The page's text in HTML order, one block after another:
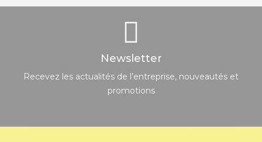
Newsletter
Recevez les actualités de l’entreprise, nouveautés et
promotions